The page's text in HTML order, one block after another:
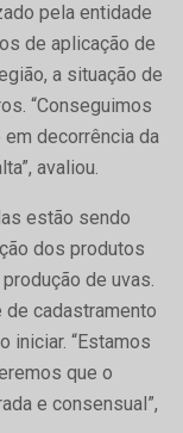
pela entidade
de aplicação de
a situação de
“Conseguimos
decorrência da
avaliou.
estão sendo
dos produtos
de uvas.
de cadastramento
iniciar. “Estamos
que o
e consensual”,